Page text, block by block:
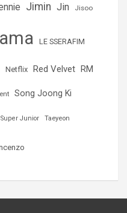
Jimin Jin Jisoo
LE SSERAFIM
Netflix Red Velvet RM
Song Joong Ki
Super Junior Taeyeon